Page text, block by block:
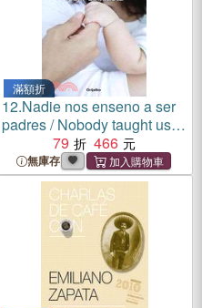
滿額折
12.Nadie nos enseno a ser
padres / Nobody taught us
how to be parents:Una Guia
Para Los Nuevos Lideres
Familiares / a Guide for the
New Family Leaders
79 466
無庫存